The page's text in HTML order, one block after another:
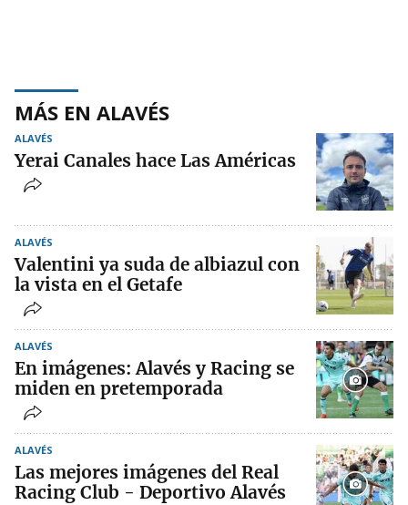
MÁS EN ALAVÉS
ALAVÉS
Yerai Canales hace Las Américas
ALAVÉS
Valentini ya suda de albiazul con
la vista en el Getafe
ALAVÉS
En imágenes: Alavés y Racing se
miden en pretemporada
ALAVÉS
Las mejores imágenes del Real
Racing Club - Deportivo Alavés